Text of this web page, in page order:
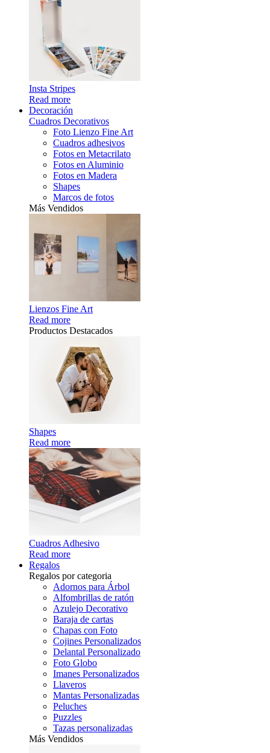
Insta Stripes
Read more
Decoración
Cuadros Decorativos
Foto Lienzo Fine Art
Cuadros adhesivos
Fotos en Metacrilato
Fotos en Aluminio
Fotos en Madera
Shapes
Marcos de fotos
Más Vendidos
Lienzos Fine Art
Read more
Productos Destacados
Shapes
Read more
Cuadros Adhesivo
Read more
Regalos
Regalos por categoria
Adornos para Árbol
Alfombrillas de ratón
Azulejo Decorativo
Baraja de cartas
Chapas con Foto
Cojines Personalizados
Delantal Personalizado
Foto Globo
Imanes Personalizados
Llaveros
Mantas Personalizadas
Peluches
Puzzles
Tazas personalizadas
Más Vendidos